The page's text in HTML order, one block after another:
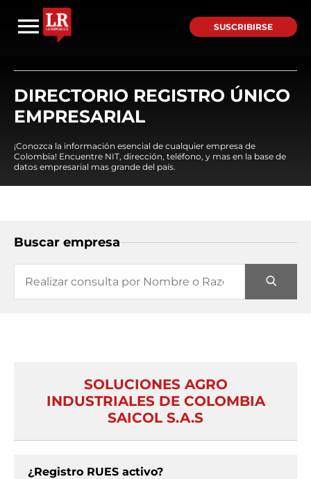
SUSCRIBIRSE
DIRECTORIO REGISTRO ÚNICO
EMPRESARIAL
¡Conozca la información esencial de cualquier empresa de
Colombia! Encuentre NIT, dirección, teléfono, y mas en la base de
datos empresarial mas grande del país.
Buscar empresa
SOLUCIONES AGRO
INDUSTRIALES DE COLOMBIA
SAICOL S.A.S
¿Registro RUES activo?